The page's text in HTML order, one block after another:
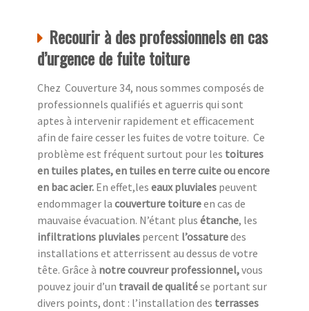
Recourir à des professionnels en cas
d’urgence de fuite toiture
Chez Couverture 34, nous sommes composés de
professionnels qualifiés et aguerris qui sont
aptes à intervenir rapidement et efficacement
afin de faire cesser les fuites de votre toiture. Ce
problème est fréquent surtout pour les toitures
en tuiles plates, en tuiles en terre cuite ou encore
en bac acier. En effet,les eaux pluviales peuvent
endommager la couverture toitureen cas de
mauvaise évacuation. N’étant plus étanche, les
infiltrations pluviales percent l’ossaturedes
installations et atterrissent au dessus de votre
tête. Grâce à notre couvreur professionnel,vous
pouvez jouir d’un travail de qualitése portant sur
divers points, dont : l’installation des terrasses